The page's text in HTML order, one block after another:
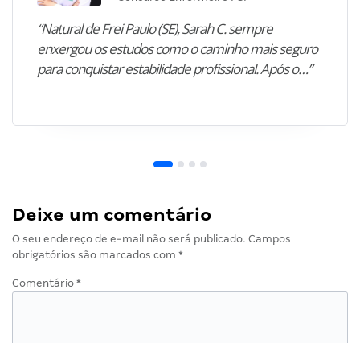
“Natural de Frei Paulo (SE), Sarah C. sempre
enxergou os estudos como o caminho mais seguro
para conquistar estabilidade profissional. Após o…”
Deixe um comentário
O seu endereço de e-mail não será publicado. Campos
obrigatórios são marcados com *
Comentário *